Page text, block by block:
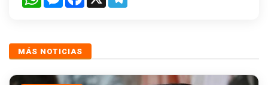
MÁS NOTICIAS